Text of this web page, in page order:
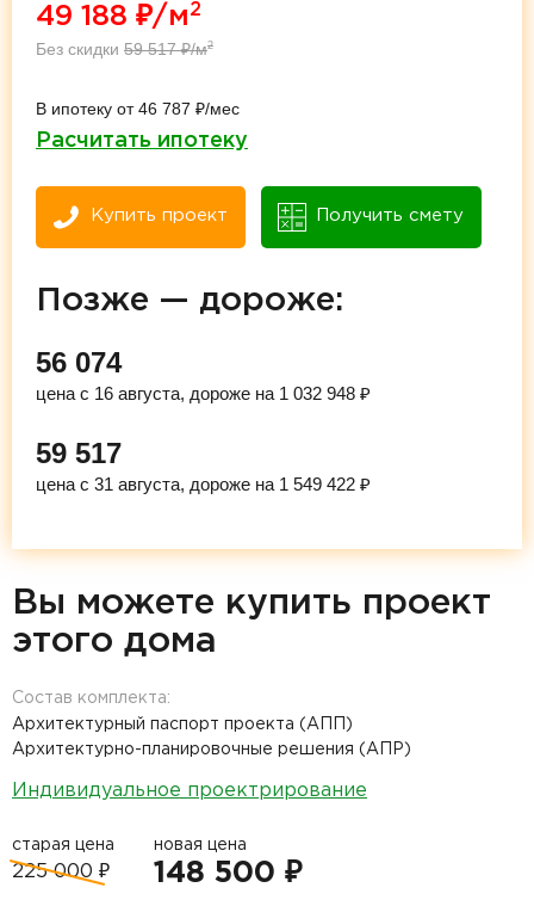
49 188 ₽/м 2
Без скидки 59 517₽/м2
В ипотеку от 46 787 ₽/мес
Расчитать ипотеку
Купить проект Получить смету
Позже — дороже:
56 074
цена с 16 августа, дороже на 1 032 948 ₽
59 517
цена с 31 августа, дороже на 1 549 422 ₽
Вы можете купить проект
этого дома
Состав комплекта:
Архитектурный паспорт проекта (АПП)
Архитектурно-планировочные решения (АПР)
Индивидуальное проектрирование
старая цена
225 000 ₽
новая цена
148 500 ₽